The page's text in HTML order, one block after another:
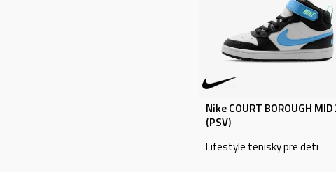
Nike COURT BOROUGH MID
(PSV)
Lifestyle tenisky pre deti